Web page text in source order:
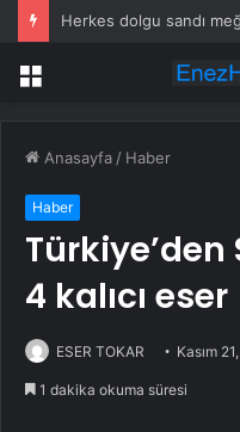
Herkes dolgu sandı
Menü
Anasayfa / Haber
Haber
Türkiye’den
4 kalıcı eser
ESER TOKAR Kasım
1 dakika okuma süresi